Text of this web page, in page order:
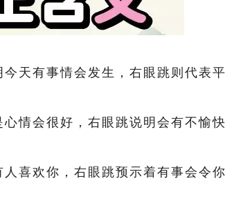
天有事情会发生，右眼跳则代表平
情会很好，右眼跳说明会有不愉快
喜欢你，右眼跳预示着有事会令你